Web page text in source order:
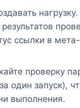
нагрузку.
ссылки в
проверку
один запуск),
выполнения.